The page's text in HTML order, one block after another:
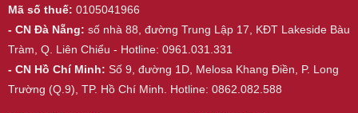
Mã số thuế: 0105041966
- CN Đà Nẵng: số nhà 88, đường Trung Lập 17, KĐT Lakeside Bàu
Tràm, Q. Liên Chiểu - Hotline: 0961.031.331
- CN Hồ Chí Minh: Số 9, đường 1D, Melosa Khang Điền, P. Long
Trường (Q.9), TP. Hồ Chí Minh. Hotline: 0862.082.588